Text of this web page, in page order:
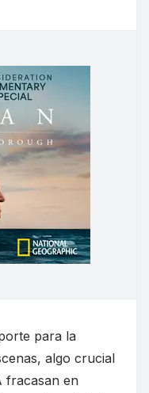
para la
algo crucial
fracasan en